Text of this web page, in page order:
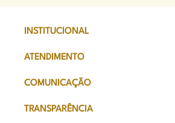
INSTITUCIONAL
ATENDIMENTO
COMUNICAÇÃO
TRANSPARÊNCIA